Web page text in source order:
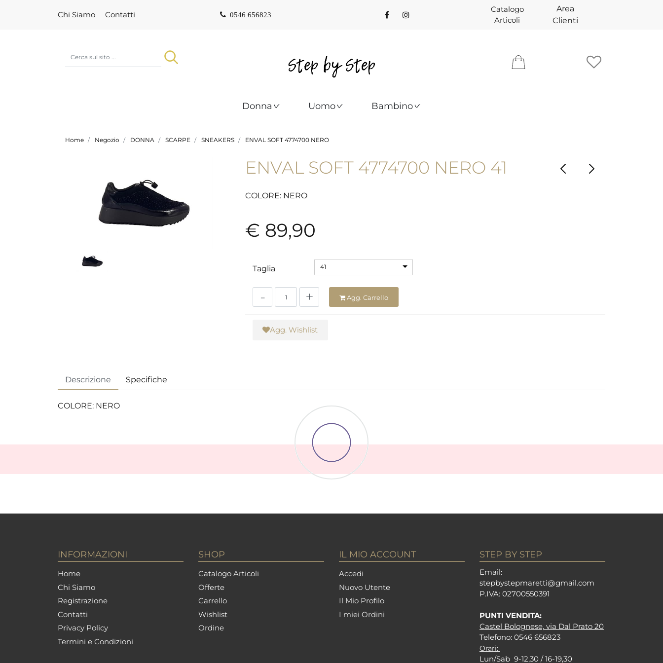
Chi Siamo Contatti 0546 656823
Catalogo
Articoli
Area
Clienti
Donna Uomo Bambino
Home Negozio DONNA SCARPE SNEAKERS ENVAL SOFT 4774700 NERO
ENVAL SOFT 4774700 NERO 41
COLORE: NERO
€ 89,90
Taglia 41
Agg. Carrello
Agg. Wishlist
Descrizione Specifiche
COLORE: NERO
INFORMAZIONI
Home
Chi Siamo
Registrazione
Contatti
Privacy Policy
Termini e Condizioni
SHOP
Catalogo Articoli
Offerte
Carrello
Wishlist
Ordine
IL MIO ACCOUNT
Accedi
Nuovo Utente
Il Mio Profilo
I miei Ordini
STEP BY STEP
Email:
stepbystepmaretti@gmail.com
P.IVA: 02700550391
PUNTI VENDITA:
Castel Bolognese, via Dal Prato 20
Telefono: 0546 656823
Orari:
Lun/Sab 9-12,30 / 16-19,30